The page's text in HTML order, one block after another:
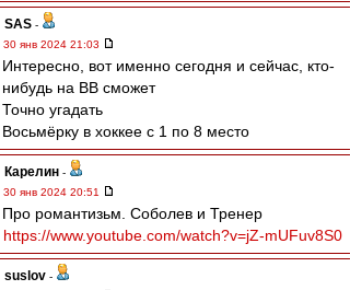
SAS -
30 янв 2024 21:03
Интересно, вот именно сегодня и сейчас, кто-
нибудь на ВВ сможет
Точно угадать
Восьмёрку в хоккее с 1 по 8 место
Карелин -
30 янв 2024 20:51
Про романтизьм. Соболев и Тренер
https://www.youtube.com/watch?v=jZ-mUFuv8S0
suslov -